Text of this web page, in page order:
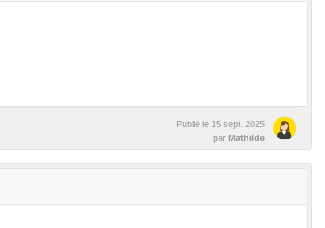
Publié le 15 sept. 2025
par Mathilde